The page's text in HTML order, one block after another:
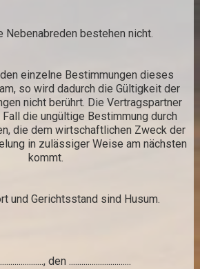
Nebenabreden bestehen nicht.
einzelne Bestimmungen dieses
so wird dadurch die Gültigkeit der
nicht berührt. Die Vertragspartner
die ungültige Bestimmung durch
die dem wirtschaftlichen Zweck der
in zulässiger Weise am nächsten
kommt.
und Gerichtsstand sind Husum.
den ..............................